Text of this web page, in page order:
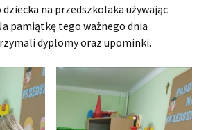
na przedszkolaka używając
pamiątkę tego ważnego dnia
dyplomy oraz upominki.